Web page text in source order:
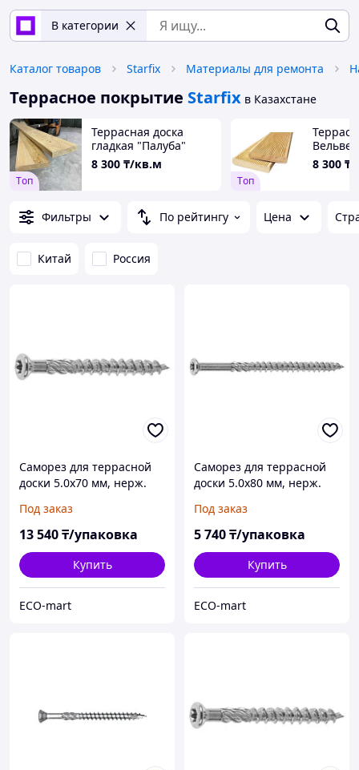
В категории
Каталог товаров Starfix Материалы для ремонта
Террасное покрытие Starfix в Казахстане
Tоп
Террасная доска
гладкая "Палуба"
8 300 ₸/кв.м
Tоп
8 300 ₸/
Фильтры По рейтингу Цена
Китай Россия
Саморез для террасной
доски 5.0х70 мм, нерж.
(200 шт в карт. уп.)
STARFIX
Под заказ
13 540₸/упаковка
Купить
ECO-mart
Саморез для террасной
доски 5.0х80 мм, нерж.
(50 шт в пласт. конт.)
STARFIX
Под заказ
5 740₸/упаковка
Купить
ECO-mart